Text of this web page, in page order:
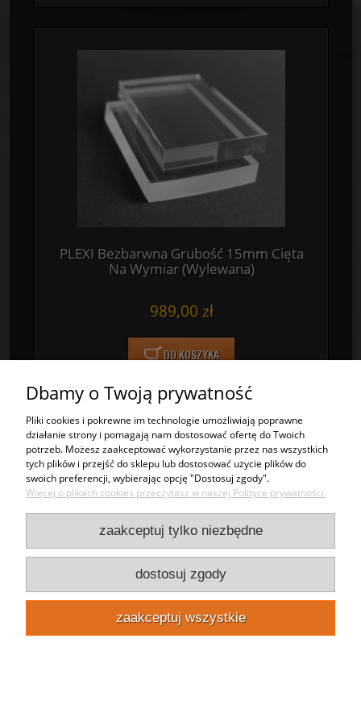
PLEXI Bezbarwna Grubość 15mm Cięta
Na Wymiar (Wylewana)
989,00 zł
DO KOSZYKA
PLEXI Bezbarwna Grubość 20mm Cięta
Dbamy o Twoją prywatność
Pliki cookies i pokrewne im technologie umożliwiają poprawne
działanie strony i pomagają nam dostosować ofertę do Twoich
potrzeb. Możesz zaakceptować wykorzystanie przez nas wszystkich
tych plików i przejść do sklepu lub dostosować użycie plików do
swoich preferencji, wybierając opcję "Dostosuj zgody".
Więcej o plikach cookies przeczytasz w naszej Polityce prywatności.
zaakceptuj tylko niezbędne
dostosuj zgody
zaakceptuj wszystkie